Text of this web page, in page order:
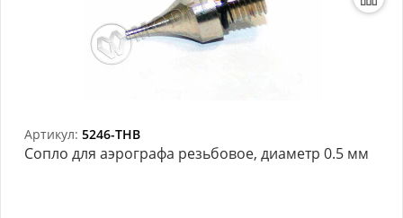
Артикул: 5246-THB
Сопло для аэрографа резьбовое, диаметр 0.5 мм